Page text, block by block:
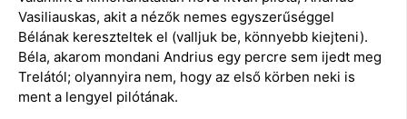
Vasiliauskas, akit a nézők nemes egyszerűséggel
Bélának kereszteltek el (valljuk be, könnyebb kiejteni).
Béla, akarom mondani Andrius egy percre sem ijedt meg
Trelától; olyannyira nem, hogy az első körben neki is
ment a lengyel pilótának.